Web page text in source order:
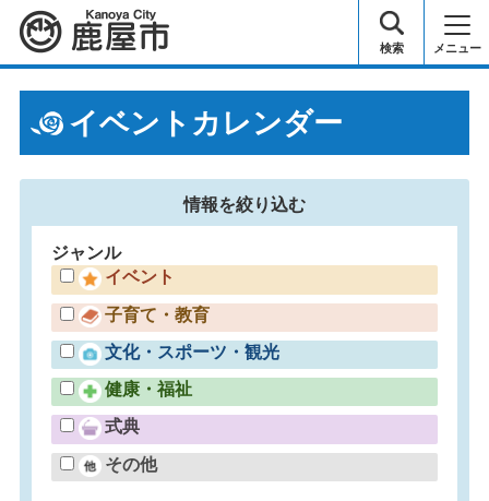
鹿屋市 検索 メニュー
イベントカレンダー
情報を絞り込む
ジャンル
イベント
子育て・教育
文化・スポーツ・観光
健康・福祉
式典
その他